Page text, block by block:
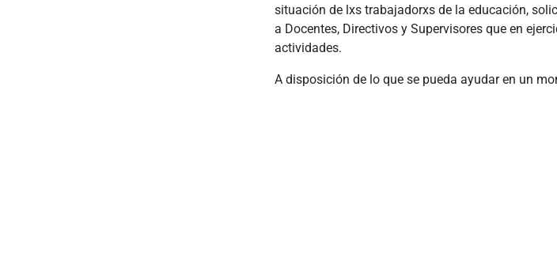
situación de lxs trabajadorxs de la educación,
a Docentes, Directivos y Supervisores que en
actividades.
A disposición de lo que se pueda ayudar en un